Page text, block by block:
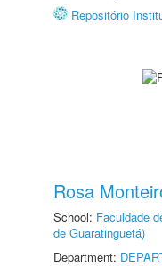
Repositório
Rosa
School: Faculdade
de Guaratinguetá)
Department: